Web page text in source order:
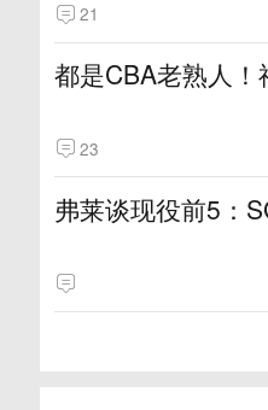
21
都是CBA老熟人！
23
弗莱谈现役前5：